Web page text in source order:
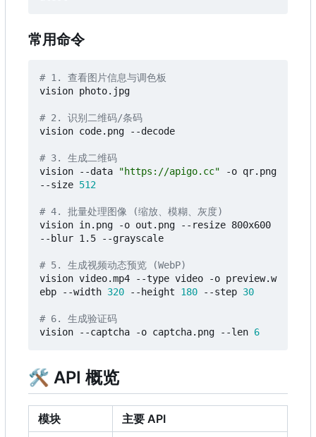
常用命令
# 1. 查看图片信息与调色板
vision photo.jpg
# 2. 识别二维码/条码
vision code.png --decode
# 3. 生成二维码
vision --data
"https://apigo.cc" -o qr.png
--size 512
# 4. 批量处理图像 (缩放、模糊、灰度)
vision in.png -o out.png --resize 800x600
--blur 1.5 --grayscale
# 5. 生成视频动态预览 (WebP)
vision video.mp4 --type video -o preview.w
ebp --width 320 --height 180 --step 30
# 6. 生成验证码
vision --captcha -o captcha.png --len 6
🛠 API 概览
模块 主要 API